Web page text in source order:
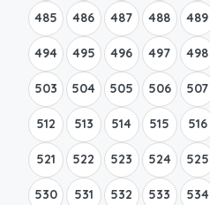
485 486 487 488 489
494 495 496 497 498
503 504 505 506 507
512 513 514 515 516
521 522 523 524 525
530 531 532 533 534